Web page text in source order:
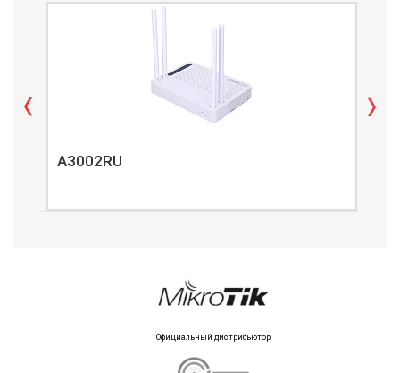
A3002RU
Официальный дистрибьютор